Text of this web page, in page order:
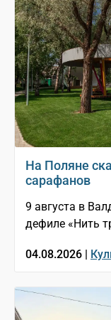
На Поляне
сарафанов
9 августа в
дефиле «Нить
04.08.2026 |